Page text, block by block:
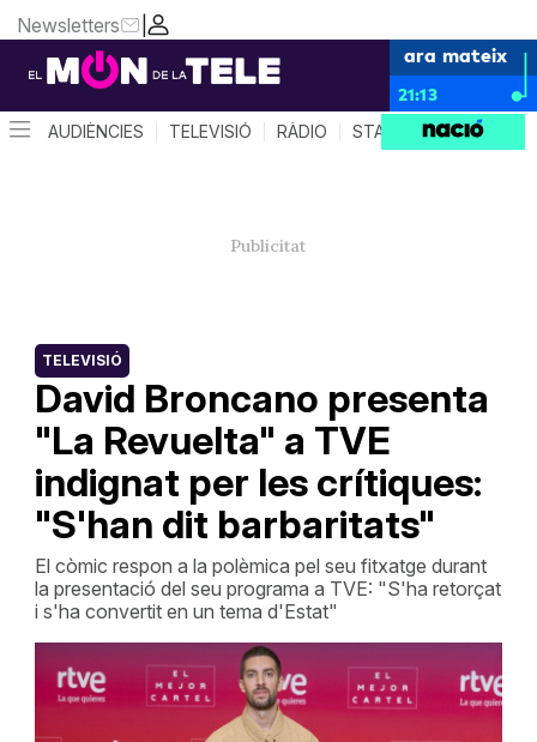
|
Newsletters
ara mateix
21:13
AUDIÈNCIES TELEVISIÓ RÀDIO STAR SYSTEM
David Broncano presenta
"La Revuelta" a TVE
indignat per les crítiques:
"S'han dit barbaritats"
TELEVISIÓ
El còmic respon a la polèmica pel seu fitxatge durant
la presentació del seu programa a TVE: "S'ha retorçat
i s'ha convertit en un tema d'Estat"